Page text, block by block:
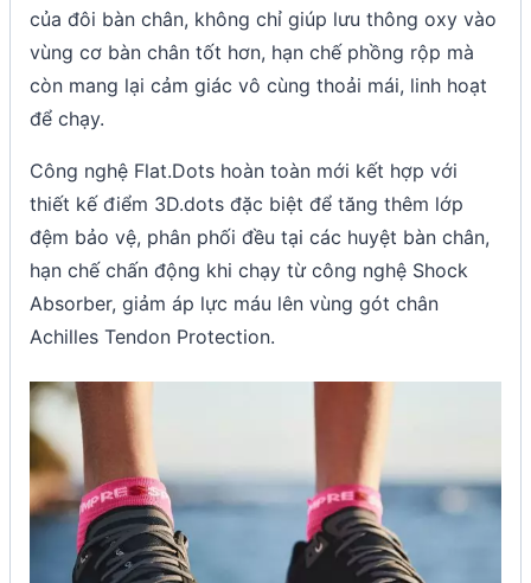
của đôi bàn chân, không chỉ giúp lưu thông oxy vào
vùng cơ bàn chân tốt hơn, hạn chế phồng rộp mà
còn mang lại cảm giác vô cùng thoải mái, linh hoạt
để chạy.
Công nghệ Flat.Dots hoàn toàn mới kết hợp với
thiết kế điểm 3D.dots đặc biệt để tăng thêm lớp
đệm bảo vệ, phân phối đều tại các huyệt bàn chân,
hạn chế chấn động khi chạy từ công nghệ Shock
Absorber, giảm áp lực máu lên vùng gót chân
Achilles Tendon Protection.